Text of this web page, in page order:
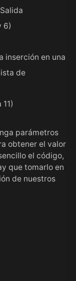
6)
inserción en una
de
parámetros
obtener el valor
el código,
que tomarlo en
de nuestros